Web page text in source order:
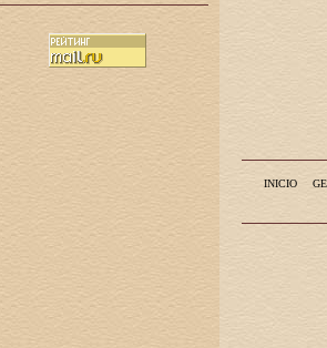
INICIO